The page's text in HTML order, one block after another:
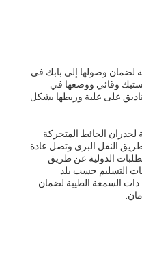
لضمان وصولها إلى بابك في
وقائي ووضعها في
على علبة وربطها بشكل
لجدران الحائط المتحركة
النقل البري وتصل عادة
الطلبات الدولية عن طريق
التسليم حسب بلد
السمعة الطيبة لضمان